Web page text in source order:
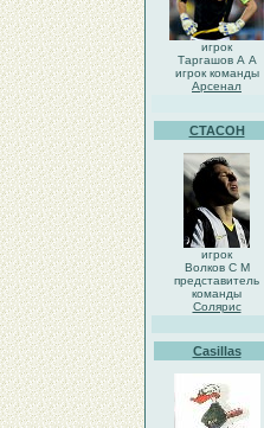
игрок
Таргашов А А
игрок команды
Арсенал
CTACOH
игрок
Волков С М
представитель
команды
Солярис
Casillas